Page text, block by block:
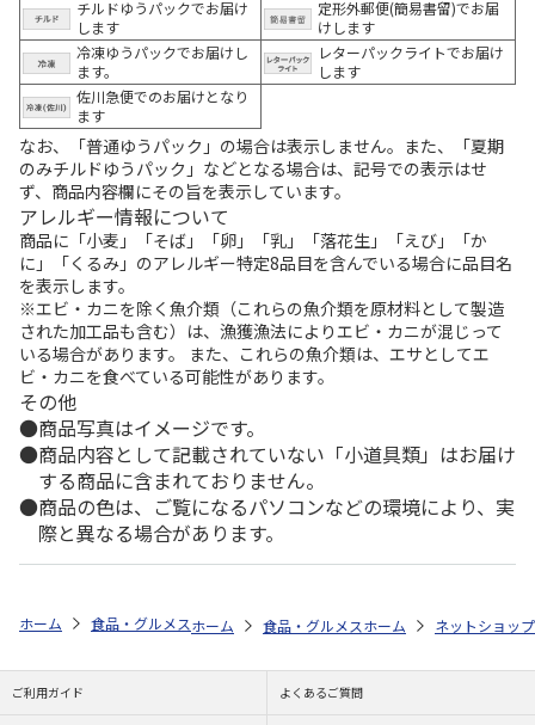
チルドゆうパックでお届け
します
定形外郵便(簡易書留)でお届
けします
冷凍ゆうパックでお届けし
ます。
レターパックライトでお届け
します
佐川急便でのお届けとなり
ます
なお、「普通ゆうパック」の場合は表示しません。また、「夏期
のみチルドゆうパック」などとなる場合は、記号での表示はせ
ず、商品内容欄にその旨を表示しています。
アレルギー情報について
商品に「小麦」「そば」「卵」「乳」「落花生」「えび」「か
に」「くるみ」のアレルギー特定8品目を含んでいる場合に品目名
を表示します。
※エビ・カニを除く魚介類（これらの魚介類を原材料として製造
された加工品も含む）は、漁獲漁法によりエビ・カニが混じって
いる場合があります。 また、これらの魚介類は、エサとしてエ
ビ・カニを食べている可能性があります。
その他
商品写真はイメージです。
商品内容として記載されていない「小道具類」はお届け
する商品に含まれておりません。
商品の色は、ご覧になるパソコンなどの環境により、実
際と異なる場合があります。
ホーム 食品・グルメストア 都道府県から探す 福岡県 博多減塩
ホーム 食品・グルメストア ショップ一覧
ホーム ネットショップ
ご利用ガイド よくあるご質問